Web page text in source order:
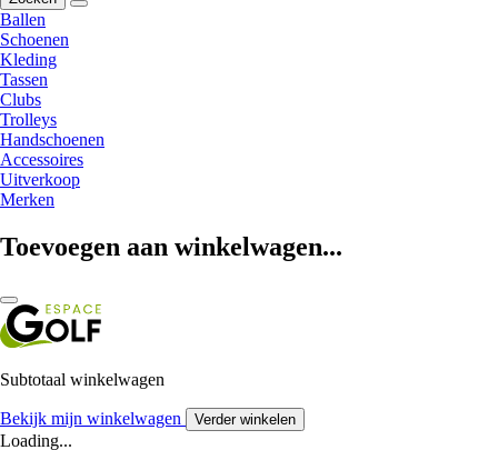
Ballen
Schoenen
Kleding
Tassen
Clubs
Trolleys
Handschoenen
Accessoires
Uitverkoop
Merken
Toevoegen aan winkelwagen...
Subtotaal winkelwagen
Bekijk mijn winkelwagen Verder winkelen
Loading...